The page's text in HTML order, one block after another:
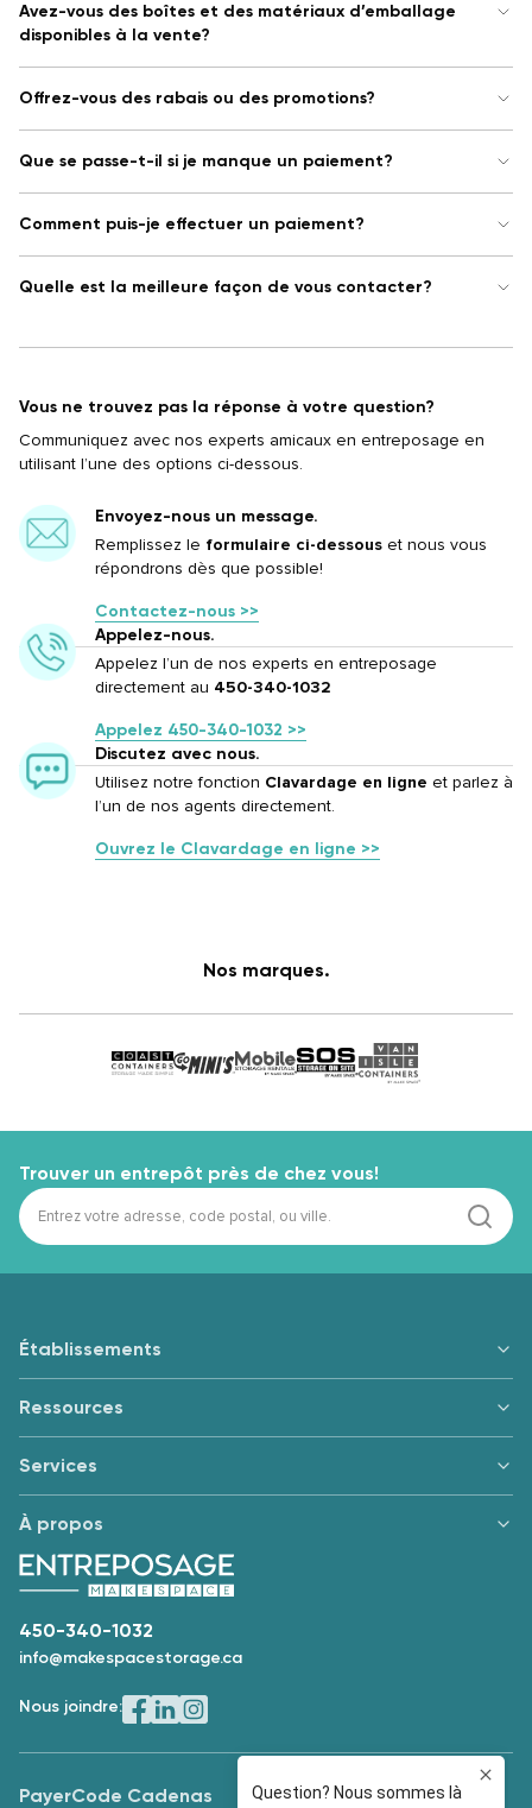
Avez-vous des boîtes et des matériaux d’emballage
disponibles à la vente?
Offrez-vous des rabais ou des promotions?
Que se passe-t-il si je manque un paiement?
Comment puis-je effectuer un paiement?
Quelle est la meilleure façon de vous contacter?
Vous ne trouvez pas la réponse à votre question?
Communiquez avec nos experts amicaux en entreposage en
utilisant l’une des options ci-dessous.
Envoyez-nous un message.
Remplissez le formulaire ci-dessous et nous vous
répondrons dès que possible!
Contactez-nous >>
Appelez-nous.
Appelez l’un de nos experts en entreposage
directement au 450-340-1032
Appelez 450-340-1032 >>
Discutez avec nous.
Utilisez notre fonction Clavardage en ligne et parlez à
l’un de nos agents directement.
Ouvrez le Clavardage en ligne >>
Nos marques.
Trouver un entrepôt près de chez vous!
450-340-1032
info@makespacestorage.ca
Nous joindre:
Établissements
Ressources
Services
À propos
PayerCode Cadenas